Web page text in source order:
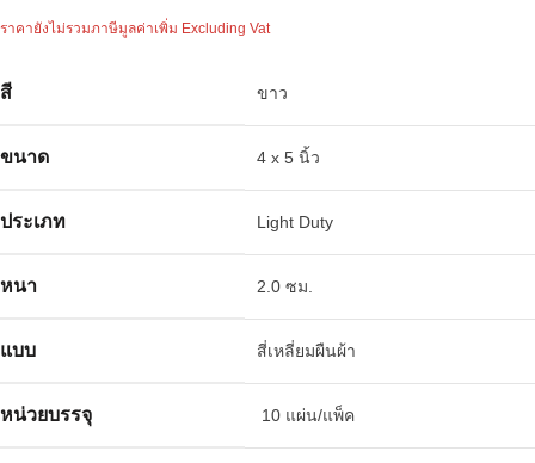
ราคายังไม่รวมภาษีมูลค่าเพิ่ม Excluding Vat
สี ขาว
ขนาด 4 x 5 นิ้ว
ประเภท Light Duty
หนา 2.0 ซม.
แบบ สี่เหลี่ยมผืนผ้า
หน่วยบรรจุ 10 แผ่น/แพ็ค